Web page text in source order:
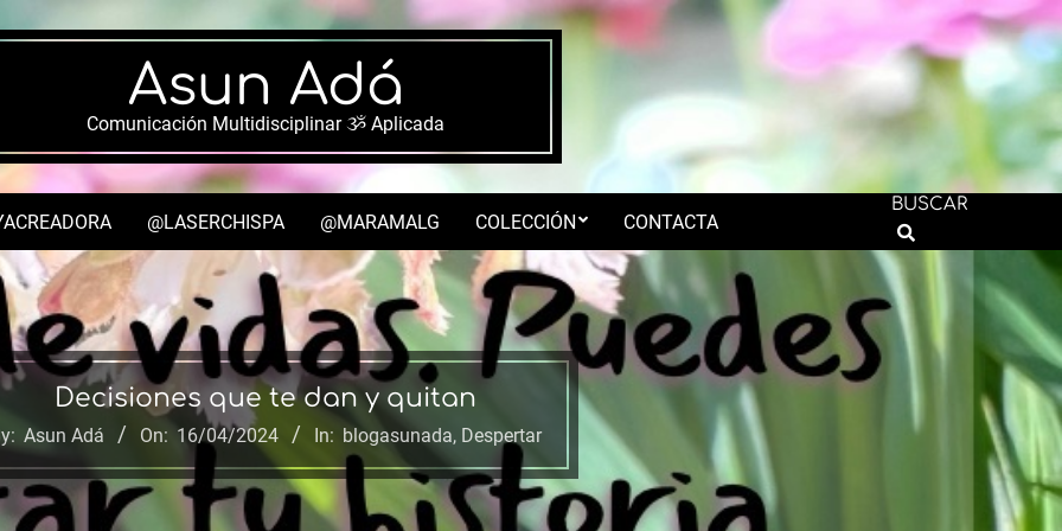
Asun Adá
Comunicación Multidisciplinar ૐ Aplicada
Secondary
Navigation
Menu
@LASERCHISPA @MARAMALG COLECCIÓN CONTACTA
BUSCAR
Search
Decisiones que te dan y quitan
Asun Adá On: 16/04/2024 In: blogasunada, Despertar